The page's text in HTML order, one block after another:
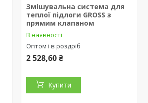
Змішувальна система для
теплої підлоги GROSS з
прямим клапаном
В наявності
Оптом і в роздріб
2 528,60 ₴
Купити